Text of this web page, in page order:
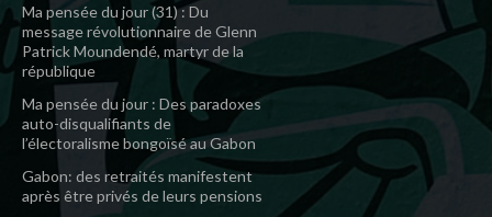
Ma pensée du jour (31) : Du
message révolutionnaire de Glenn
Patrick Moundendé, martyr de la
république
Ma pensée du jour : Des paradoxes
auto-disqualifiants de
l’électoralisme bongoïsé au Gabon
Gabon: des retraités manifestent
après être privés de leurs pensions